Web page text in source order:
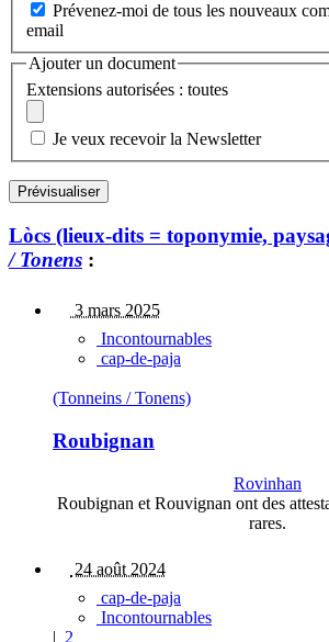
Prévenez-moi de tous les nouveaux
email
Ajouter un document
Extensions autorisées : toutes
Je veux recevoir la Newsletter
Lòcs (lieux-dits = toponymie,
/ Tonens :
3 mars 2025
Incontournables
cap-de-paja
(Tonneins / Tonens)
Roubignan
Rovinhan
Roubignan et Rouvignan ont des
rares.
24 août 2024
cap-de-paja
Incontournables
| 2